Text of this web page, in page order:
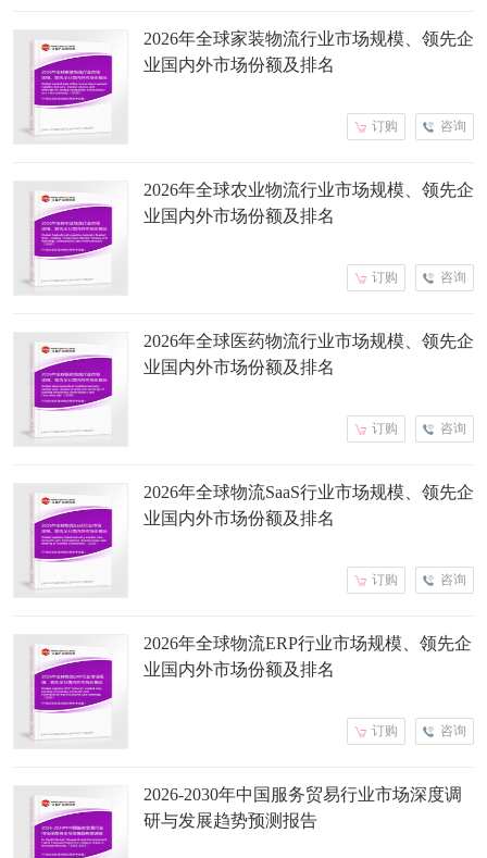
2026年全球家装物流行业市场规模、领先企
业国内外市场份额及排名
咨询
订购
2026年全球农业物流行业市场规模、领先企
业国内外市场份额及排名
咨询
订购
2026年全球医药物流行业市场规模、领先企
业国内外市场份额及排名
咨询
订购
2026年全球物流SaaS行业市场规模、领先企
业国内外市场份额及排名
咨询
订购
2026年全球物流ERP行业市场规模、领先企
业国内外市场份额及排名
咨询
订购
2026-2030年中国服务贸易行业市场深度调
研与发展趋势预测报告